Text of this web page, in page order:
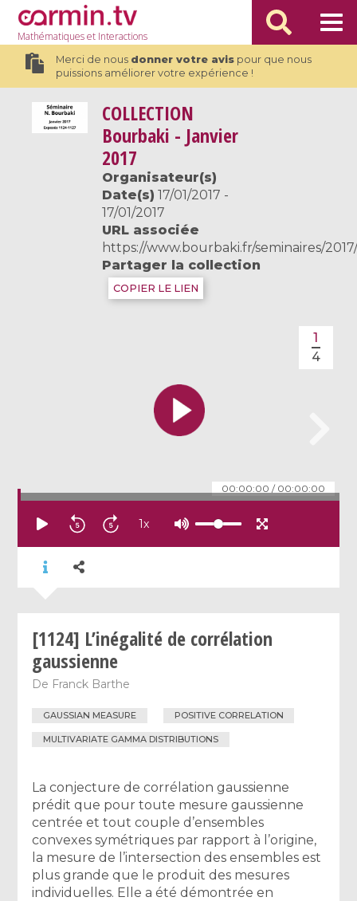
Mathématiqueset Interactions
Merci de nous donner votre avispour que nous
puissions améliorer votre expérience !
COLLECTION
Bourbaki - Janvier
2017
Organisateur(s)
Date(s) 17/01/2017 -
17/01/2017
URL associée
https://www.bourbaki.fr/seminaires/
Partager la collection
COPIER LE LIEN
00:00:00 / 00:00:00
1
4
1x
[1124] L’inégalité de corrélation
gaussienne
De Franck Barthe
GAUSSIAN MEASURE POSITIVE CORRELATION
MULTIVARIATE GAMMA DISTRIBUTIONS
La conjecture de corrélation gaussienne
prédit que pour toute mesure gaussienne
centrée et tout couple d’ensembles
convexes symétriques par rapport à l’origine,
la mesure de l’intersection des ensembles est
plus grande que le produit des mesures
individuelles. Elle a été démontrée en